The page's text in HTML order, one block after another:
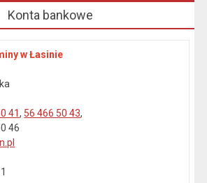
Konta bankowe
w Łasinie
41, 56 466 50 43,
46